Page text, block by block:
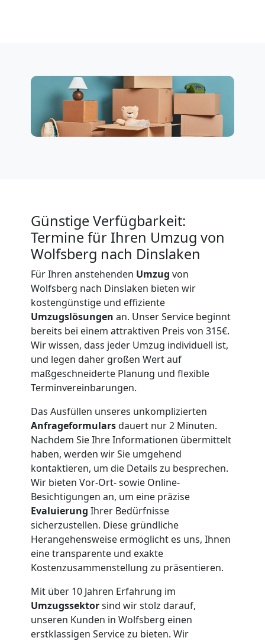
Günstige Verfügbarkeit:
Termine für Ihren Umzug von
Wolfsberg nach Dinslaken
Für Ihren anstehenden Umzug von
Wolfsberg nach Dinslaken bieten wir
kostengünstige und effiziente
Umzugslösungen an. Unser Service beginnt
bereits bei einem attraktiven Preis von 315€.
Wir wissen, dass jeder Umzug individuell ist,
und legen daher großen Wert auf
maßgeschneiderte Planung und flexible
Terminvereinbarungen.
Das Ausfüllen unseres unkomplizierten
Anfrageformularsdauert nur 2 Minuten.
Nachdem Sie Ihre Informationen übermittelt
haben, werden wir Sie umgehend
kontaktieren, um die Details zu besprechen.
Wir bieten Vor-Ort- sowie Online-
Besichtigungen an, um eine präzise
Evaluierung Ihrer Bedürfnisse
sicherzustellen. Diese gründliche
Herangehensweise ermöglicht es uns, Ihnen
eine transparente und exakte
Kostenzusammenstellung zu präsentieren.
Mit über 10 Jahren Erfahrung im
Umzugssektorsind wir stolz darauf,
unseren Kunden in Wolfsberg einen
erstklassigen Service zu bieten. Wir
Möbeltransport
International
Beiladung
International
Internationaler
Umzug
Nationaler
Umzug